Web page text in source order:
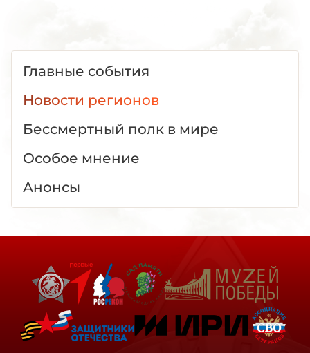
Главные события
Новости регионов
Бессмертный полк в мире
Особое мнение
Анонсы